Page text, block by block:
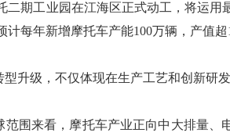
二期工业园在江海区正式动工，将运
计每年新增摩托车产能100万辆，产值超
升级，不仅体现在生产工艺和创新研发
围来看，摩托车产业正向中大排量、